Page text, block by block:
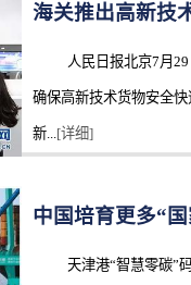
海关推出高新技
人民日报北京7月
确保高新技术货物安全
新...[详细]
中国培育更多“
天津港“智慧零碳”